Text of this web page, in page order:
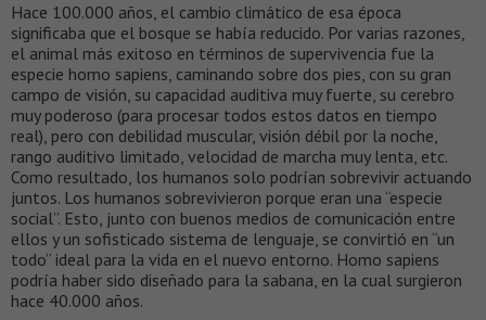
Hace 100.000 años, el cambio climático de esa época
significaba que el bosque se había reducido. Por varias razones,
el animal más exitoso en términos de supervivencia fue la
especie homo sapiens, caminando sobre dos pies, con su gran
campo de visión, su capacidad auditiva muy fuerte, su cerebro
muy poderoso (para procesar todos estos datos en tiempo
real), pero con debilidad muscular, visión débil por la noche,
rango auditivo limitado, velocidad de marcha muy lenta, etc.
Como resultado, los humanos solo podrían sobrevivir actuando
juntos. Los humanos sobrevivieron porque eran una “especie
social”. Esto, junto con buenos medios de comunicación entre
ellos y un sofisticado sistema de lenguaje, se convirtió en “un
todo” ideal para la vida en el nuevo entorno. Homo sapiens
podría haber sido diseñado para la sabana, en la cual surgieron
hace 40.000 años.